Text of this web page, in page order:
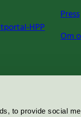
to provide social
HPP
Press
Om